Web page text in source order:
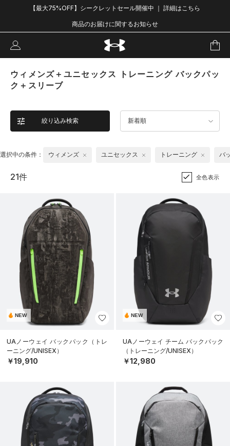
【最大75%OFF】シークレットセール開催中 ｜ 詳細はこちら
商品のお届けに関するお知らせ
ウィメンズ＋ユニセックス トレーニング バックパッ
ク＋スリーブ
絞り込み検索 新着順
選択中の条件： ウィメンズ ユニセックス トレーニング バ
21件 全色表示
NEW
UAノーウェイ バックパック（トレ
ーニング/UNISEX）
￥19,910
NEW
UAノーウェイ チーム バックパック
（トレーニング/UNISEX）
￥12,980